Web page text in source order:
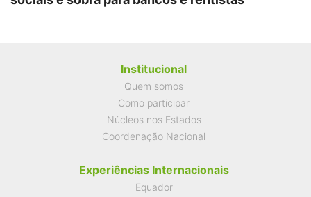
Institucional
Quem somos
Como participar
Núcleos nos Estados
Coordenação Nacional
Experiências Internacionais
Equador